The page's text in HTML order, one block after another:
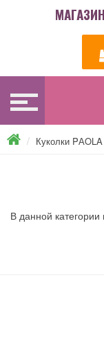
Куколки
В данной категории